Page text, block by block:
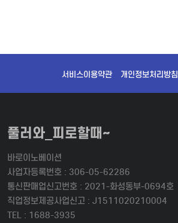
서비스이용약관 개인정보처리방침
풀러와_피로할때~
바로이노베이션
사업자등록번호 : 306-05-62286
통신판매업신고번호 : 2021-화성동부-0694호
직업정보제공사업신고 : J1511020210004
TEL : 1688-3935